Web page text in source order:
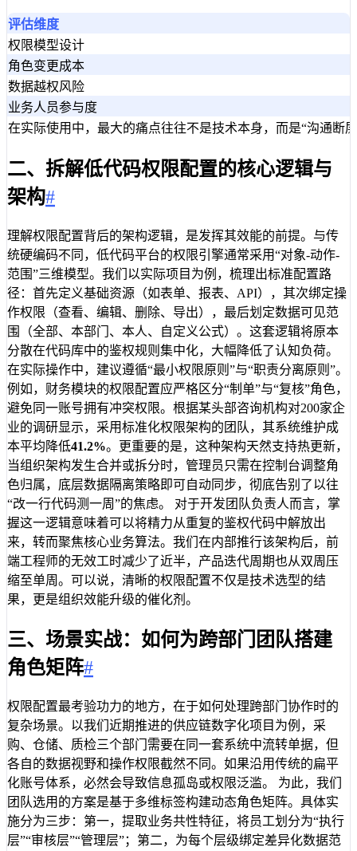
评估维度
权限模型设计
角色变更成本
数据越权风险
业务人员参与度
在实际使用中，最大的痛点往往不是技术本身，而是“沟通断
二、拆解低代码权限配置的核心逻辑与
架构#
理解权限配置背后的架构逻辑，是发挥其效能的前提。与传
统硬编码不同，低代码平台的权限引擎通常采用“对象-动作-
范围”三维模型。我们以实际项目为例，梳理出标准配置路
径：首先定义基础资源（如表单、报表、API），其次绑定操
作权限（查看、编辑、删除、导出），最后划定数据可见范
围（全部、本部门、本人、自定义公式）。这套逻辑将原本
分散在代码库中的鉴权规则集中化，大幅降低了认知负荷。
在实际操作中，建议遵循“最小权限原则”与“职责分离原则”。
例如，财务模块的权限配置应严格区分“制单”与“复核”角色，
避免同一账号拥有冲突权限。根据某头部咨询机构对200家企
业的调研显示，采用标准化权限架构的团队，其系统维护成
本平均降低41.2%。更重要的是，这种架构天然支持热更新，
当组织架构发生合并或拆分时，管理员只需在控制台调整角
色归属，底层数据隔离策略即可自动同步，彻底告别了以往
“改一行代码测一周”的焦虑。 对于开发团队负责人而言，掌
握这一逻辑意味着可以将精力从重复的鉴权代码中解放出
来，转而聚焦核心业务算法。我们在内部推行该架构后，前
端工程师的无效工时减少了近半，产品迭代周期也从双周压
缩至单周。可以说，清晰的权限配置不仅是技术选型的结
果，更是组织效能升级的催化剂。
三、场景实战：如何为跨部门团队搭建
角色矩阵#
权限配置最考验功力的地方，在于如何处理跨部门协作时的
复杂场景。以我们近期推进的供应链数字化项目为例，采
购、仓储、质检三个部门需要在同一套系统中流转单据，但
各自的数据视野和操作权限截然不同。如果沿用传统的扁平
化账号体系，必然会导致信息孤岛或权限泛滥。 为此，我们
团队选用的方案是基于多维标签构建动态角色矩阵。具体实
施分为三步：第一，提取业务共性特征，将员工划分为“执行
层”“审核层”“管理层”；第二，为每个层级绑定差异化数据范